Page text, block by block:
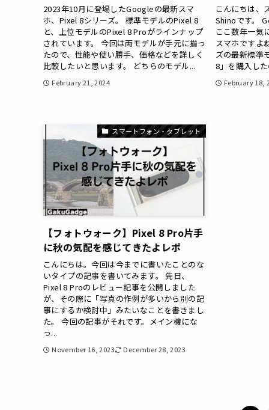
2023年10月に登場したGoogleの最新スマ
ホ、Pixel 8シリーズ。 標準モデルのPixel 8
と、上位モデルのPixel 8 Proがラインナップ
されています。 今回は両モデルが手元に揃っ
たので、性能や使い勝手、価格などを詳しく
比較したいと思います。 どちらのモデル...
February 21, 2024
こんにちは、
Shinoです。
ここ数年一気
スマホですよ
ズの最新標準
8」を購入し
February 18,
スマートフォン・タブレット
【フォトウォーク】Pixel 8 Pro片手
に秋の気配を感じてきたよレポ
こんにちは。今回は今までに書いたことのな
いタイプの記事を書いてみます。 先日、
Pixel 8 Proのレビュー記事を公開しました
が、その際に「写真の作例が多いから別の記
事にするか検討中」みたいなことを書きまし
た。 今回の記事がそれです。メイン機にな
っ...
November 16, 2023 December 28, 2023